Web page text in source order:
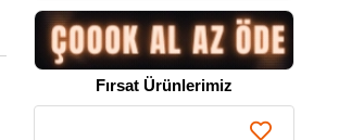
Fırsat Ürünlerimiz